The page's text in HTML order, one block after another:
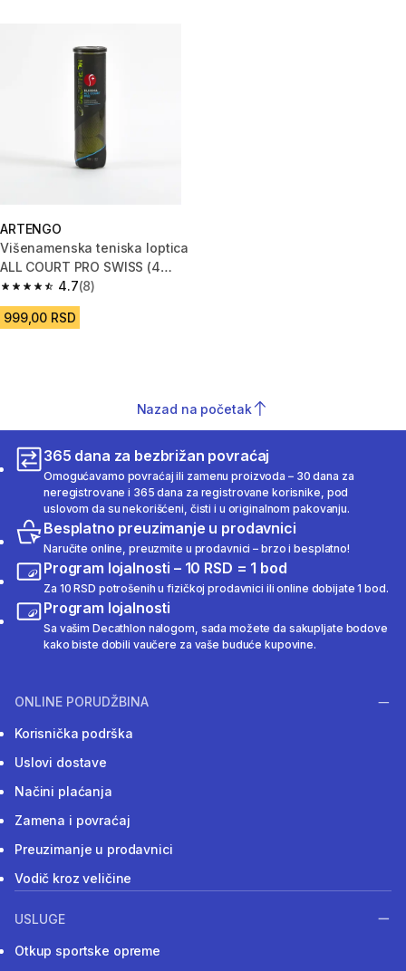
ARTENGO
Višenamenska teniska loptica
ALL COURT PRO SWISS (4
komada) 4.7
4.7 od 5 zvezdica from 8 Recenzije
(8)
999,00 RSD
Nazad na početak
365 dana za bezbrižan povraćaj
Omogućavamo povraćaj ili zamenu proizvoda – 30 dana za
neregistrovane i 365 dana za registrovane korisnike, pod
uslovom da su nekorišćeni, čisti i u originalnom pakovanju.
Besplatno preuzimanje u prodavnici
Naručite online, preuzmite u prodavnici – brzo i besplatno!
Program lojalnosti – 10 RSD = 1 bod
Za 10 RSD potrošenih u fizičkoj prodavnici ili online dobijate 1 bod.
Program lojalnosti
Sa vašim Decathlon nalogom, sada možete da sakupljate bodove
kako biste dobili vaučere za vaše buduće kupovine.
ONLINE PORUDŽBINA
Korisnička podrška
Uslovi dostave
Načini plaćanja
Zamena i povraćaj
Preuzimanje u prodavnici
Vodič kroz veličine
USLUGE
Otkup sportske opreme